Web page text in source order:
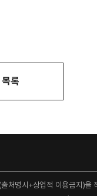
목록
처명시+상업적 이용금지)을